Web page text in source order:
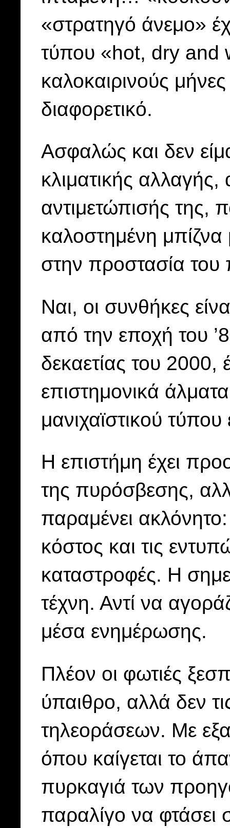
«στρατηγό άνεμο»
τύπου «hot, dry and
καλοκαιρινούς
διαφορετικό.
Ασφαλώς και δεν
κλιματικής
αντιμετώπισής της,
καλοστημένη μπίζνα
στην προστασία του
Ναι, οι συνθήκες
από την εποχή του
δεκαετίας του 2000,
επιστημονικά
μανιχαϊστικού
Η επιστήμη έχει
της πυρόσβεσης,
παραμένει
κόστος και τις
καταστροφές. Η
τέχνη. Αντί να
μέσα ενημέρωσης.
Πλέον οι φωτιές
ύπαιθρο, αλλά δεν
τηλεοράσεων. Με
όπου καίγεται το
πυρκαγιά των
παραλίγο να φτάσει